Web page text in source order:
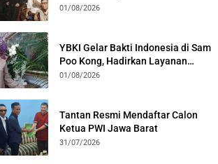
Guntari Garap Pertunjukan Kolosal
01/08/2026
YBKI Gelar Bakti Indonesia di Sam
Poo Kong, Hadirkan Layanan
Kesehatan Gratis dan Dialog
01/08/2026
Tantan Resmi Mendaftar Calon
Ketua PWI Jawa Barat
31/07/2026